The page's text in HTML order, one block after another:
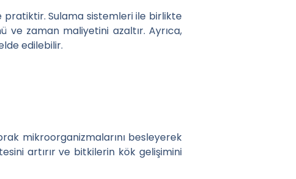
pratiktir. Sulama sistemleri ile birlikte
ve zaman maliyetini azaltır. Ayrıca,
edilebilir.
mikroorganizmalarını besleyerek
artırır ve bitkilerin kök gelişimini